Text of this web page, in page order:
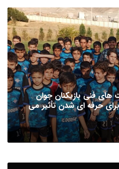
فنی بازیکنان جوان
حرفه ای شدن تأثیر می